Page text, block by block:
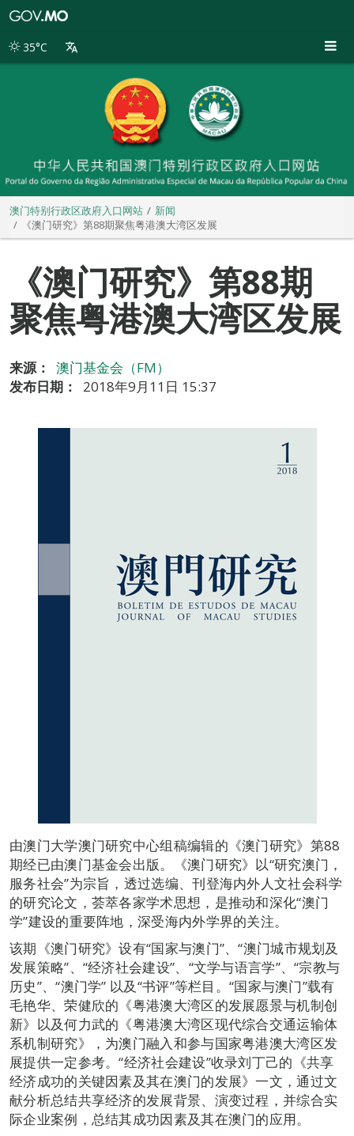
别
35°C
澳门特别行政区政府入口网站
新闻
《澳门研究》第88期聚焦粤港澳大湾区发展
《澳门研究》第88期
聚焦粤港澳大湾区发展
来源：
澳门基金会（FM）
发布日期：
2018年9月11日 15:37
由澳门大学澳门研究中心组稿编辑的《澳门研究》第88
期经已由澳门基金会出版。《澳门研究》以“研究澳门，
服务社会”为宗旨，透过选编、刊登海内外人文社会科学
的研究论文，荟萃各家学术思想，是推动和深化“澳门
学”建设的重要阵地，深受海内外学界的关注。
该期《澳门研究》设有“国家与澳门”、“澳门城市规划及
发展策略”、“经济社会建设”、“文学与语言学”、“宗教与
历史”、“澳门学” 以及“书评”等栏目。“国家与澳门”载有
毛艳华、荣健欣的《粤港澳大湾区的发展愿景与机制创
新》以及何力武的《粤港澳大湾区现代综合交通运输体
系机制研究》，为澳门融入和参与国家粤港澳大湾区发
展提供一定参考。“经济社会建设”收录刘丁己的《共享
经济成功的关键因素及其在澳门的发展》一文，通过文
献分析总结共享经济的发展背景、演变过程，并综合实
际企业案例，总结其成功因素及其在澳门的应用。